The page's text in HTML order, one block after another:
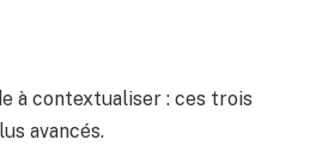
à contextualiser : ces trois
avancés.